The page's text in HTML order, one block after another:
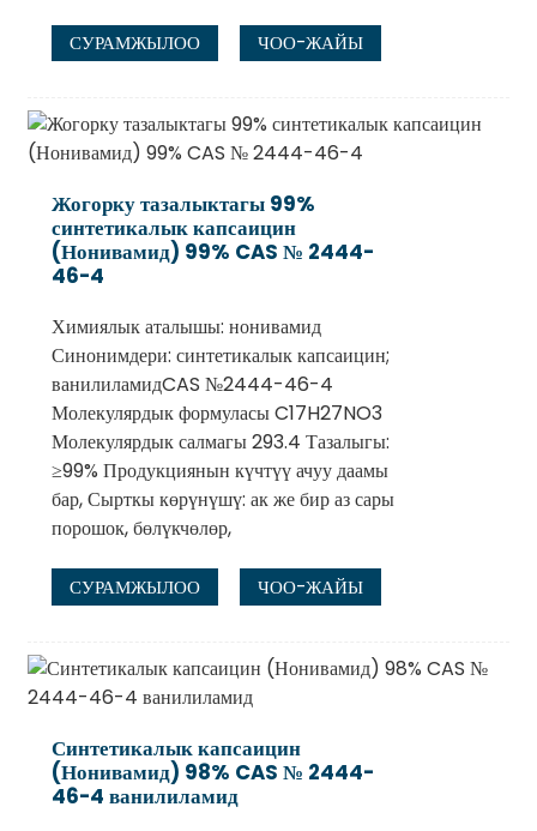
СУРАМЖЫЛОО ЧОО-ЖАЙЫ
Жогорку тазалыктагы 99%
синтетикалык капсаицин
(Нонивамид) 99% CAS № 2444-
46-4
Химиялык аталышы: нонивамид
Синонимдери: синтетикалык капсаицин;
ванилиламидCAS №2444-46-4
Молекулярдык формуласы C17H27NO3
Молекулярдык салмагы 293.4 Тазалыгы:
≥99% Продукциянын күчтүү ачуу даамы
бар, Сырткы көрүнүшү: ак же бир аз сары
порошок, бөлүкчөлөр,
СУРАМЖЫЛОО ЧОО-ЖАЙЫ
Синтетикалык капсаицин
(Нонивамид) 98% CAS № 2444-
46-4 ванилиламид